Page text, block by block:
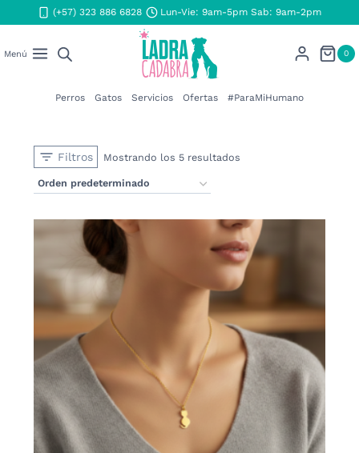
al
(+57) 323 886 6828 Lun-Vie: 9am-5pm Sab: 9am-2pm
Menú 0
Perros Gatos Servicios Ofertas #ParaMiHumano
Filtros Mostrando los 5 resultados